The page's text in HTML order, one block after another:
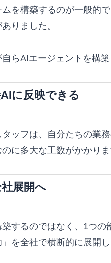
を構築するのが一般的
りました。
らAIエージェントを構
に反映できる
ッフは、自分たちの業
に多大な工数がかかり
展開へ
するのではなく、1つ
を全社で横断的に展開